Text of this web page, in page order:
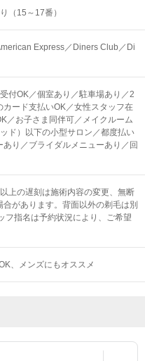
（15～17番）
Express／Diners Club／Di
付OK／個室あり／駐車場あり／2
カード支払いOK／女性スタッフ在
／お子さま同伴可／メイクルーム
ド）以下の小型サロン／都度払い
り／ブライダルメニューあり／回
上の遅刻は施術内容の変更、無断
があります。背面以外の剃毛は別
フ指名は予約状況により、ご希望
メンズにもオススメ